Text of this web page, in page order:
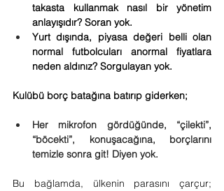
takasta kullanmak nasıl bir yönetim
anlayışıdır? Soran yok.
Yurt dışında, piyasa değeri belli olan
normal futbolcuları anormal fiyatlara
neden aldınız? Sorgulayan yok.
Kulübü borç batağına batırıp giderken;
Her mikrofon gördüğünde, “çilekti”,
“böcekti”, konuşacağına, borçlarını
temizle sonra git! Diyen yok.
Bu bağlamda, ülkenin parasını çarçur;